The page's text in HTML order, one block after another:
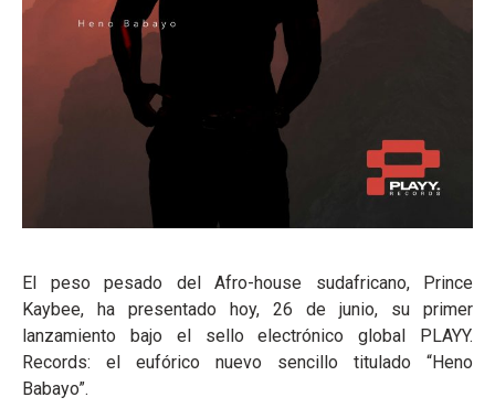
El peso pesado del Afro-house sudafricano, Prince
Kaybee, ha presentado hoy, 26 de junio, su primer
lanzamiento bajo el sello electrónico global PLAYY.
Records: el eufórico nuevo sencillo titulado “Heno
Babayo”.